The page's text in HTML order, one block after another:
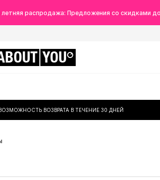
распродажа: Предложения со скидками
YOU
ВОЗВРАТА В ТЕЧЕНИЕ 30 ДНЕЙ